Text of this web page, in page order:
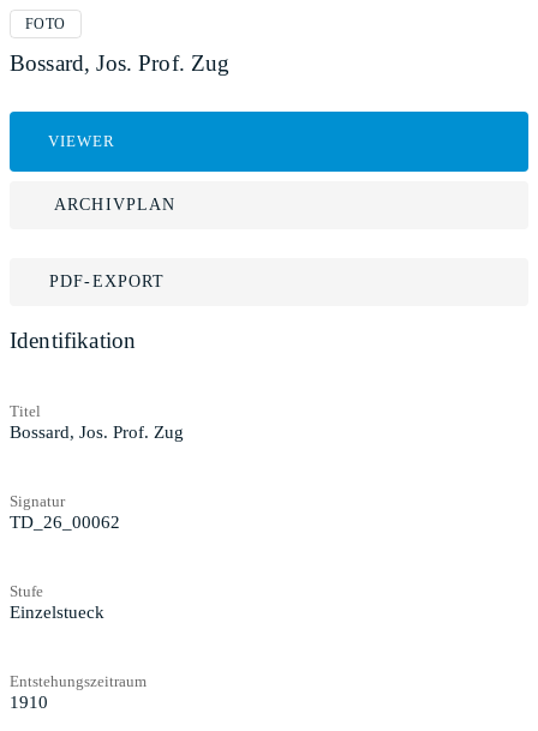
FOTO
Bossard, Jos. Prof. Zug
VIEWER
ARCHIVPLAN
PDF-EXPORT
Identifikation
Titel
Bossard, Jos. Prof. Zug
Signatur
TD_26_00062
Stufe
Einzelstueck
Entstehungszeitraum
1910